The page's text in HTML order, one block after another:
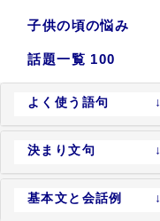
子供の頃の悩み
話題一覧 100
よく使う語句 ↓
決まり文句 ↓
基本文と会話例 ↓